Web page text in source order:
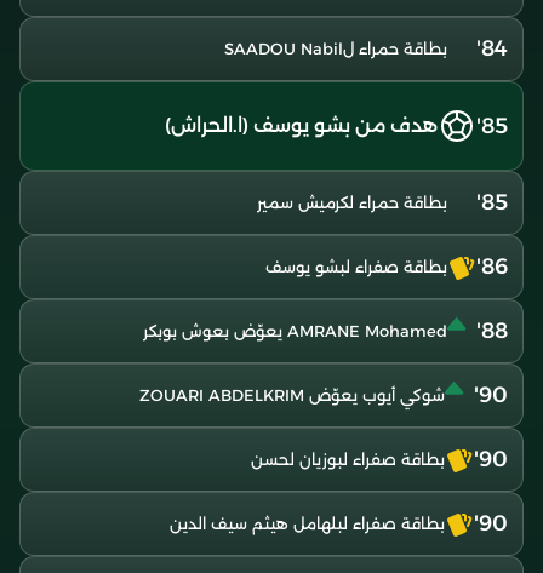
84' بطاقة حمراء لSAADOU Nabil
85' هدف من بشو يوسف (ا.الحراش)
85' بطاقة حمراء لكرميش سمير
86' بطاقة صفراء لبشو يوسف
88' AMRANE Mohamed يعوّض بعوش بوبكر
90' شوكي أيوب يعوّض ZOUARI ABDELKRIM
90' بطاقة صفراء لبوزيان لحسن
90' بطاقة صفراء لبلهامل هيثم سيف الدين